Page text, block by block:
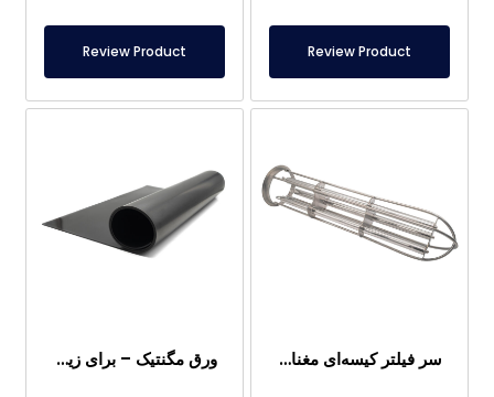
Review Product
Review Product
سر فیلتر کیسه‌ای مغناطیسی ورق مگنتیک – برای زیر پا – ایمن برای مواد غذایی